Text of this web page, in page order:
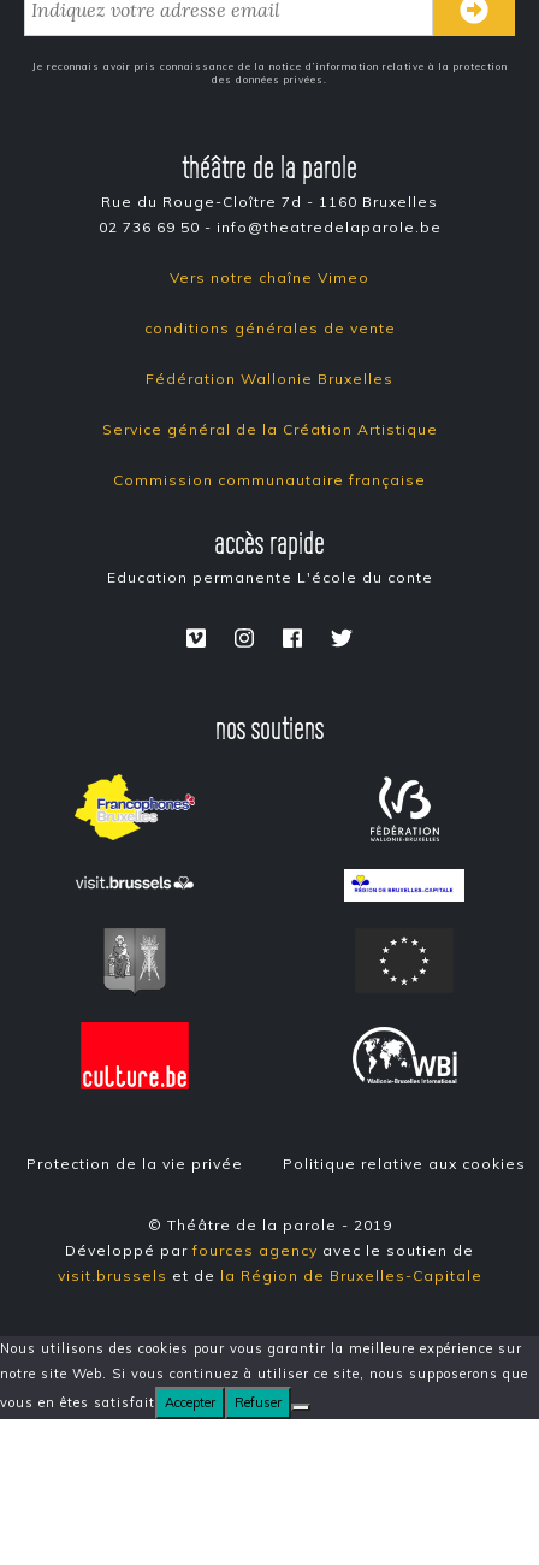
Je reconnais avoir pris connaissance de la notice d’information relative à la protection
des données privées.
théâtre de la parole
Rue du Rouge-Cloître 7d - 1160 Bruxelles
02 736 69 50 - info@theatredelaparole.be
Vers notre chaîne Vimeo
conditions générales de vente
Fédération Wallonie Bruxelles
Service général de la Création Artistique
Commission communautaire française
accès rapide
Education permanente L'école du conte
nos soutiens
Protection de la vie privée Politique relative aux cookies
© Théâtre de la parole - 2019
Développé parfources agency avec le soutien de
visit.brussels et de la Région de Bruxelles-Capitale
Nous utilisons des cookies pour vous garantir la meilleure expérience sur
notre site Web. Si vous continuez à utiliser ce site, nous supposerons que
vous en êtes satisfait
Accepter Refuser